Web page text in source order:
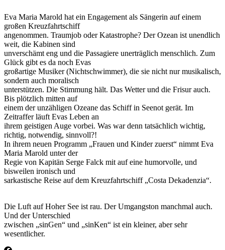
Eva Maria Marold hat ein Engagement als Sängerin auf einem
großen Kreuzfahrtschiff
angenommen. Traumjob oder Katastrophe? Der Ozean ist unendlich
weit, die Kabinen sind
unverschämt eng und die Passagiere unerträglich menschlich. Zum
Glück gibt es da noch Evas
großartige Musiker (Nichtschwimmer), die sie nicht nur musikalisch,
sondern auch moralisch
unterstützen. Die Stimmung hält. Das Wetter und die Frisur auch.
Bis plötzlich mitten auf
einem der unzähligen Ozeane das Schiff in Seenot gerät. Im
Zeitraffer läuft Evas Leben an
ihrem geistigen Auge vorbei. Was war denn tatsächlich wichtig,
richtig, notwendig, sinnvoll?!
In ihrem neuen Programm „Frauen und Kinder zuerst“ nimmt Eva
Maria Marold unter der
Regie von Kapitän Serge Falck mit auf eine humorvolle, und
bisweilen ironisch und
sarkastische Reise auf dem Kreuzfahrtschiff „Costa Dekadenzia“.
Die Luft auf Hoher See ist rau. Der Umgangston manchmal auch.
Und der Unterschied
zwischen „sinGen“ und „sinKen“ ist ein kleiner, aber sehr
wesentlicher.